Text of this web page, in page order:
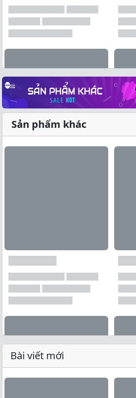
Xem tất cả →
Sản phẩm khác
Bài viết mới